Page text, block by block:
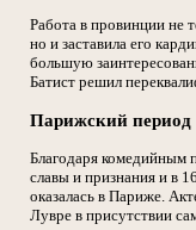
Работа в провинции не
но и заставила его
большую
Батист решил
Парижский период
Благодаря комедийным
славы и признания и в
оказалась в Париже.
Лувре в присутствии